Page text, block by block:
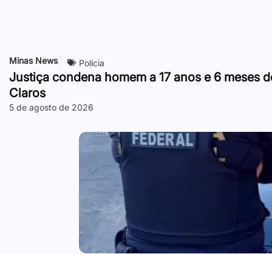
Minas News Polícia
Justiça condena homem a 17 anos e 6 meses
Claros
5 de agosto de 2026